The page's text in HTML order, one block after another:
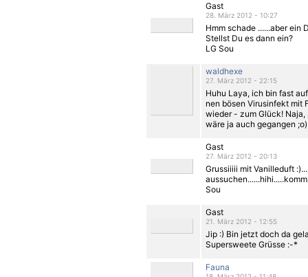
Gast
28. März 2012 - 10:27
Hmm schade ......aber ein
Stellst Du es dann ein?
LG Sou
waldhexe
27. März 2012 - 22:15
Huhu Laya, ich bin fast
nen bösen Virusinfekt mit
wieder - zum Glück! Naja,
wäre ja auch gegangen ;o)
Gast
27. März 2012 - 20:13
Grussiiiii mit Vanilleduft
Sou
Gast
21. März 2012 - 12:55
Jip :) Bin jetzt doch da
Supersweete Grüsse :-*
Fauna